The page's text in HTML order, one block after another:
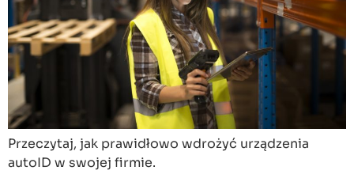
Przeczytaj, jak prawidłowo wdrożyć urządzenia
autoID w swojej firmie.